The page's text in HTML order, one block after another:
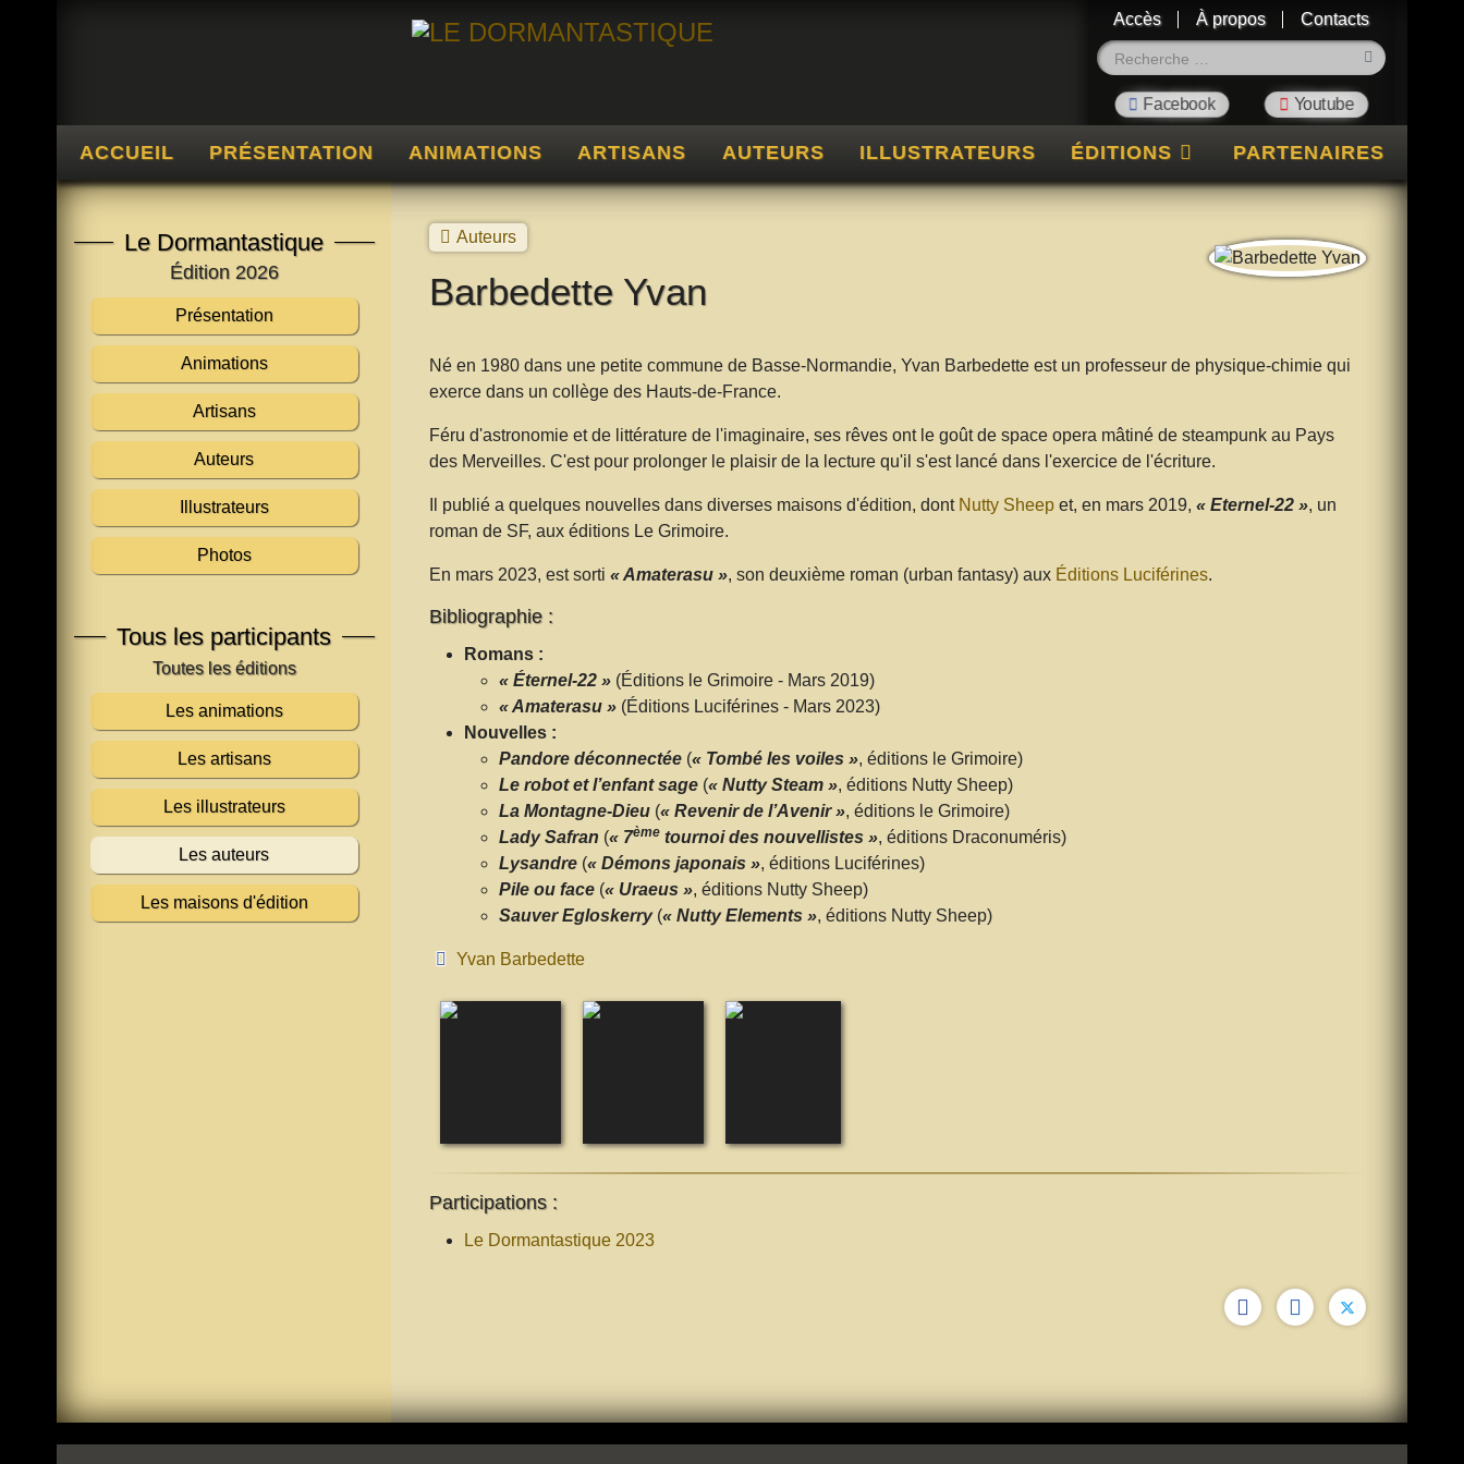
Accès À propos
Contacts
ACCUEIL PRÉSENTATION ANIMATIONS ARTISANS AUTEURS ILLUSTRATEURS ÉDITIONS PARTENAIRES
Le Dormantastique
Édition 2026
Présentation
Animations
Artisans
Auteurs
Illustrateurs
Photos
Tous les participants
Les animations
Les artisans
Les illustrateurs
Les auteurs
Les maisons d'édition
Auteurs
Barbedette Yvan
Né en 1980 dans une petite commune de Basse-Normandie, Yvan Barbedette est un professeur de physique-chimie qui
exerce dans un collège des Hauts-de-France.
Féru d'astronomie et de littérature de l'imaginaire, ses rêves ont le goût de space opera mâtiné de steampunk au Pays
des Merveilles. C'est pour prolonger le plaisir de la lecture qu'il s'est lancé dans l'exercice de l'écriture.
Il publié a quelques nouvelles dans diverses maisons d'édition, dont Nutty Sheepet, en mars 2019, « Eternel-22 », un
roman de SF, aux éditions Le Grimoire.
En mars 2023, est sorti « Amaterasu », son deuxième roman (urban fantasy) aux Éditions Luciférines.
Bibliographie :
Romans :
« Éternel-22 »(Éditions le Grimoire - Mars 2019)
« Amaterasu »(Éditions Luciférines - Mars 2023)
Nouvelles :
Pandore déconnectée(« Tombé les voiles », éditions le Grimoire)
Le robot et l’enfant sage(« Nutty Steam », éditions Nutty Sheep)
La Montagne-Dieu(« Revenir de l’Avenir », éditions le Grimoire)
Lady Safran (« 7èmetournoi des nouvellistes », éditions Draconuméris)
Lysandre(« Démons japonais », éditions Luciférines)
Pile ou face(« Uraeus », éditions Nutty Sheep)
Sauver Egloskerry(« Nutty Elements », éditions Nutty Sheep)
Yvan Barbedette
Participations :
Le Dormantastique 2023